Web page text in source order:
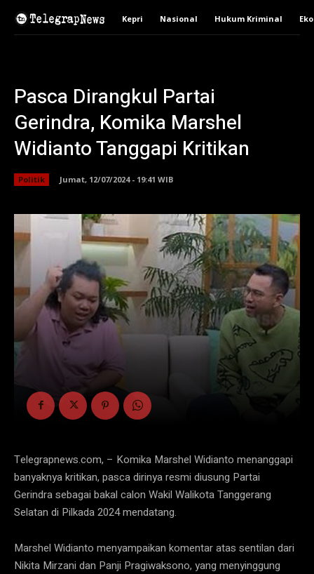
Kepri Nasional Hukum Kriminal
Pasca Dirangkul Partai
Gerindra, Komika Marshel
Widianto Tanggapi Kritikan
Politik Jumat, 12/07/2024 - 19:41 WIB
Telegrapnews.com, – Komika Marshel Widianto menanggapi
banyaknya kritikan, pasca dirinya resmi diusung Partai
Gerindra sebagai bakal calon Wakil Walikota Tanggerang
Selatan di Pilkada 2024 mendatang.
Marshel Widianto menyampaikan komentar atas sentilan dari
Nikita Mirzani dan Panji Pragiwaksono, yang menyinggung